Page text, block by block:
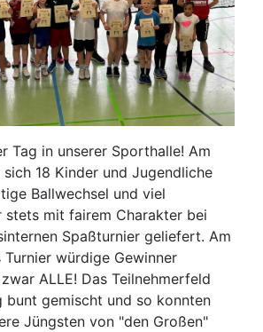
Tag in unserer Sporthalle! Am
18 Kinder und Jugendliche
Ballwechsel und viel
stets mit fairem Charakter bei
Spaßturnier geliefert. Am
Turnier würdige Gewinner
ALLE! Das Teilnehmerfeld
bunt gemischt und so konnten
Jüngsten von "den Großen"